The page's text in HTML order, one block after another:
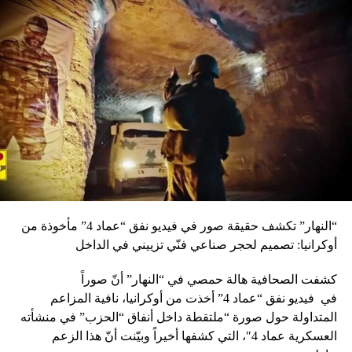
للمال العام ومصالح الناس
يازجي من كنيسة رؤساء الملائكة في صربيا: ملف
المطرانين تعاجز العالم بهيئاته عن تحريكه إن لم نقل تناسيه
“النهار” تكشف حقيقة صور في فيديو نفق “عماد 4” مأخوذة من
أوكرانيا: تصميم لحجر صناعي فنّي تزييني في الداخل
كشفت الصحافية هالة حمصي في “النهار” أنّ صوراً
في فيديو
نفق “عماد 4” أخذت من أوكرانيا، نافية المزاعم
المتداولة حول صورة “ملتقطة داخل أنفاق “الحزب” في منشأته
العسكرية عماد 4″، التي كشفها أخيراً وبيّنت أنّ هذا الزعم